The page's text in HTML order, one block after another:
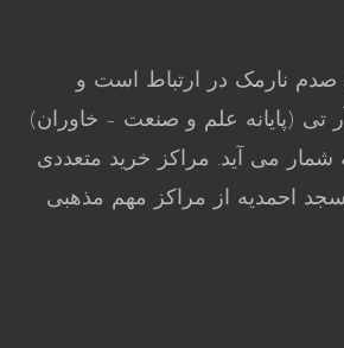
صدم نارمک در ارتباط است و
دارد. خط بی آر تی (پایانه علم و صنعت – خاوران)
شمار می آید. مراکز خرید متعددی
احمدیه از مراکز مهم مذهبی